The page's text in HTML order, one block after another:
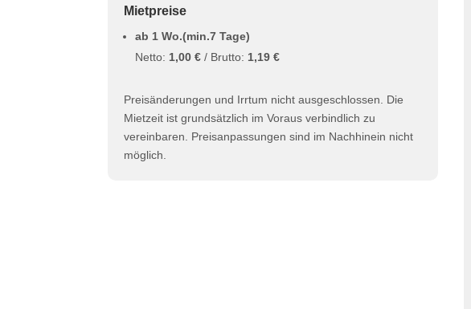
Mietpreise
ab 1 Wo.(min.7 Tage)
Netto: 1,00 € / Brutto: 1,19 €
Preisänderungen und Irrtum nicht ausgeschlossen. Die
Mietzeit ist grundsätzlich im Voraus verbindlich zu
vereinbaren. Preisanpassungen sind im Nachhinein nicht
möglich.